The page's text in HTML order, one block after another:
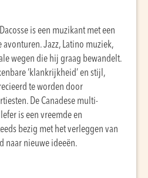
is een muzikant met een
Jazz, Latino muziek,
wegen die hij graag bewandelt.
‘klankrijkheid’ en stijl,
te worden door
De Canadese multi-
is een vreemde en
bezig met het verleggen van
naar nieuwe ideeën.